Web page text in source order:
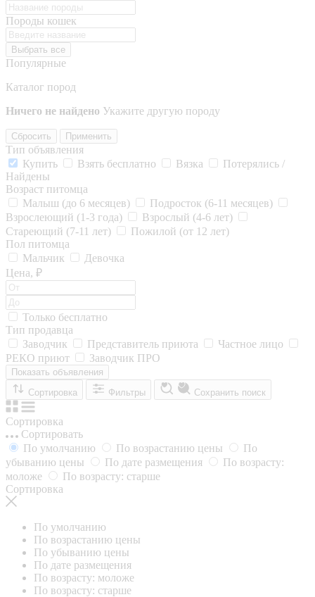
Породы кошек
Выбрать все
Популярные
Каталог пород
Ничего не найдено Укажите другую породу
Сбросить Применить
Тип объявления
Купить
Взять бесплатно Вязка
Потерялись /
Найдены
Возраст питомца
Малыш (до 6 месяцев)
Подросток (6-11 месяцев)
Взрослеющий (1-3 года)
Взрослый (4-6 лет)
Стареющий (7-11 лет)
Пожилой (от 12 лет)
Пол питомца
Мальчик
Девочка
Цена, ₽
Только бесплатно
Тип продавца
Заводчик
Представитель приюта
Частное лицо
РЕКО приют
Заводчик ПРО
Показать объявления
Сортировка
Фильтры Сохранить поиск
Сортировка
Сортировать
По умолчанию
По возрастанию цены
По
убыванию цены
По дате размещения
По возрасту:
моложе
По возрасту: старше
Сортировка
По умолчанию
По возрастанию цены
По убыванию цены
По дате размещения
По возрасту: моложе
По возрасту: старше